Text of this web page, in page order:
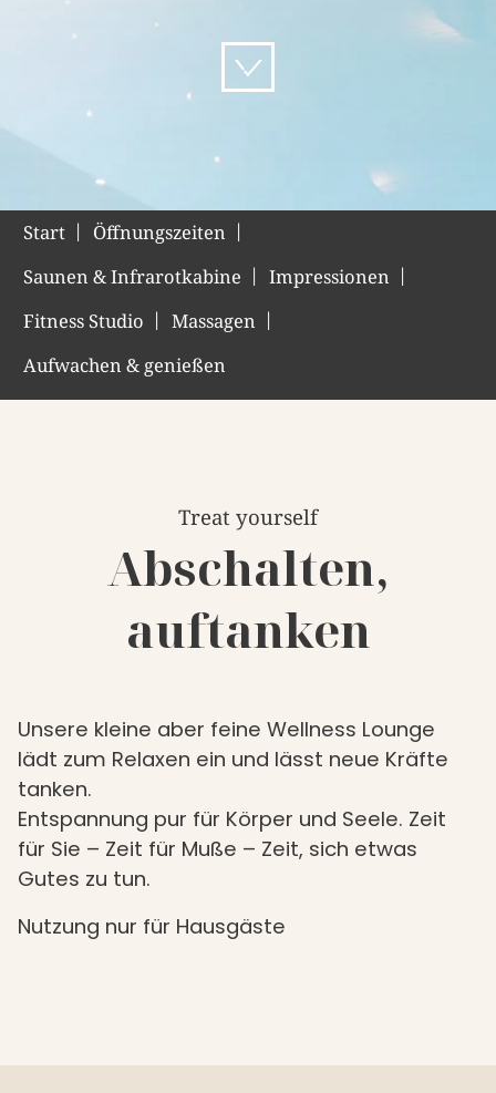
Start
Öffnungszeiten
Saunen & Infrarotkabine
Impressionen
Fitness Studio
Massagen
Aufwachen & genießen
Treat yourself
Abschalten,
auftanken
Unsere kleine aber feine Wellness Lounge
lädt zum Relaxen ein und lässt neue Kräfte
tanken.
Entspannung pur für Körper und Seele. Zeit
für Sie – Zeit für Muße – Zeit, sich etwas
Gutes zu tun.
Nutzung nur für Hausgäste